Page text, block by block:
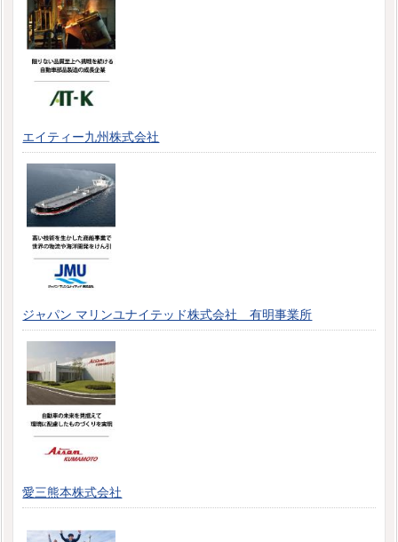
エイティー九州株式会社
ジャパン マリンユナイテッド株式会社 有明事業所
愛三熊本株式会社